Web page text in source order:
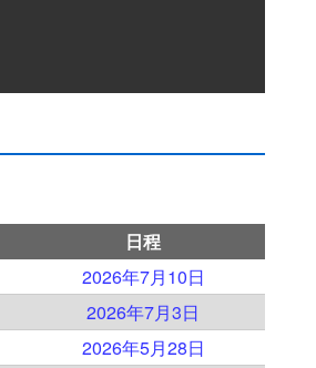
日程
2026年7月10日
2026年7月3日
2026年5月28日